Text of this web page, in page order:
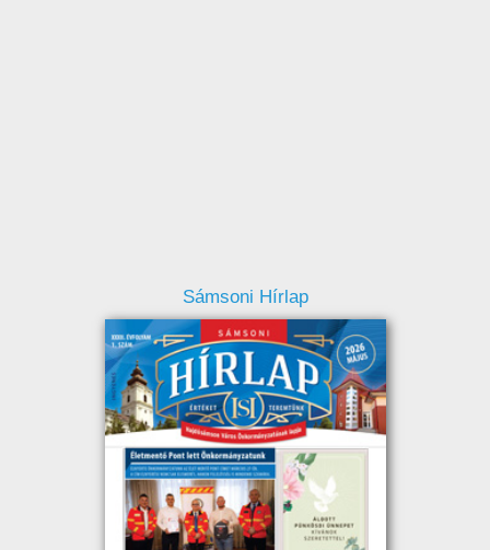
Sámsoni Hírlap